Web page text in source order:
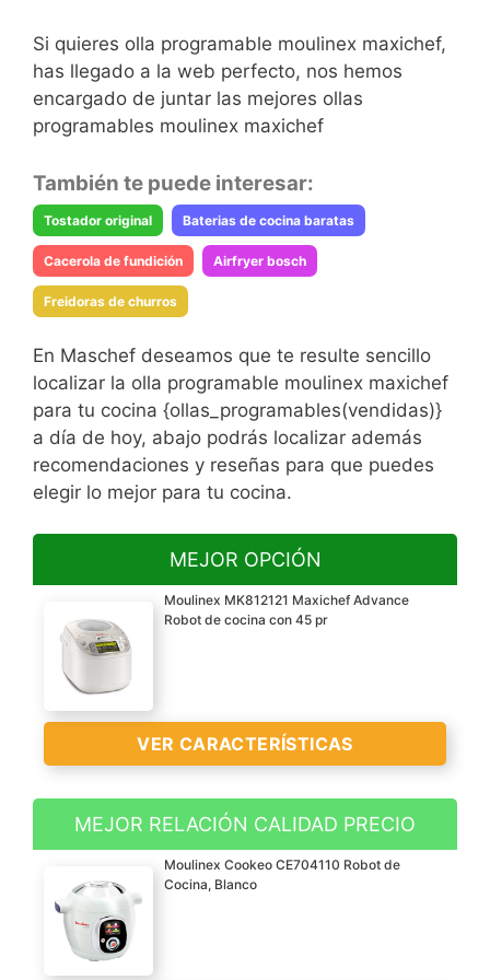
Si quieres olla programable moulinex maxichef,
has llegado a la web perfecto, nos hemos
encargado de juntar las mejores ollas
programables moulinex maxichef
También te puede interesar:
Tostador original Baterias de cocina baratas
Cacerola de fundición Airfryer bosch
Freidoras de churros
En Maschef deseamos que te resulte sencillo
localizar la olla programable moulinex maxichef
para tu cocina {ollas_programables(vendidas)}
a día de hoy, abajo podrás localizar además
recomendaciones y reseñas para que puedes
elegir lo mejor para tu cocina.
MEJOR OPCIÓN
Moulinex MK812121 Maxichef Advance
Robot de cocina con 45 pr
VER CARACTERÍSTICAS
Robot de cocina para
horneados, al vapor,
estofados, fritos, comida
para bebés, yogur, crema
/ queso, postres, arroz /
MEJOR RELACIÓN CALIDAD PRECIO
Moulinex Cookeo CE704110 Robot de
Cocina, Blanco